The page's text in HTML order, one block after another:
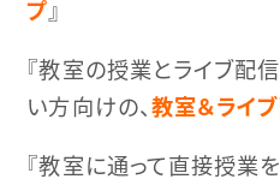
プ』
『教室の授業とライブ配
い方向けの、教室＆ライ
『教室に通って直接授業